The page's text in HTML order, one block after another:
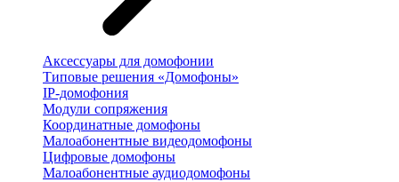
Аксессуары для домофонии
Типовые решения «Домофоны»
IP-домофония
Модули сопряжения
Координатные домофоны
Малоабонентные видеодомофоны
Цифровые домофоны
Малоабонентные аудиодомофоны